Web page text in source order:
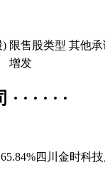
) 限售股类型 其他
增发
· · · · ·
四川金时科